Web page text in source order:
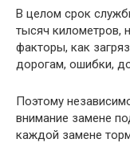
В целом срок
тысяч километров,
факторы, как
дорогам, ошибки,
Поэтому
внимание замене
каждой замене